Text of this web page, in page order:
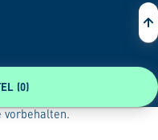
(0)
vorbehalten.